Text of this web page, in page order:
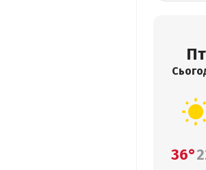
Пт
36°